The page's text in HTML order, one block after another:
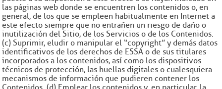
las páginas web donde se encuentren los contenidos o, en
general, de los que se empleen habitualmente en Internet a
este efecto siempre que no entrañen un riesgo de daño o
inutilización del Sitio, de los Servicios o de los Contenidos.
(c) Suprimir, eludir o manipular el “copyright” y demás datos
identificativos de los derechos de ESSA o de sus titulares
incorporados a los contenidos, así como los dispositivos
técnicos de protección, las huellas digitales o cualesquiera
mecanismos de información que pudieren contener los